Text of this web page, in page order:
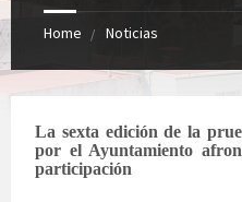
Home Noticias
La sexta edición de la
por el Ayuntamiento
participación